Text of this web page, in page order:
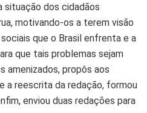
dos cidadãos
motivando-os a terem visão
que o Brasil enfrenta e a
que tais problemas sejam
amenizados, propôs aos
a reescrita da redação, formou
enviou duas redações para